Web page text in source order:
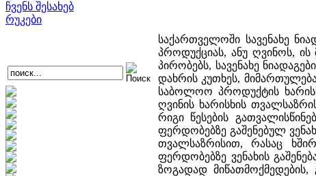
ჩვენს შესახებ
რუკები
საქართველოში სავენახე
პროდუქციას, ანუ ღვინოს,
პირობებს, სავენახე
დახრის კუთხეს,
საბოლოო პროდუქტის
ღვინის ხარისხის
რიგი წესების
ფერდობებზე გაშენებულ
თვალსაზრისით, რასაც
ფერდობებზე ვენახის
ზოგადად მიწათმოქმედების,